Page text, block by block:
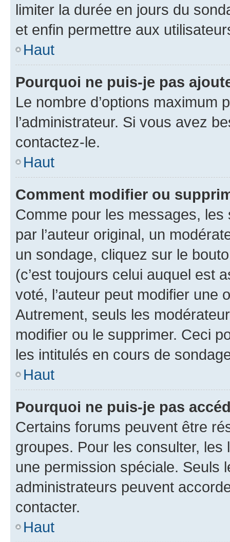
limiter la durée en jours du
et enfin permettre aux
Haut
Pourquoi ne puis-je pas
Le nombre d’options maximum
l’administrateur. Si vous avez
contactez-le.
Haut
Comment modifier ou
Comme pour les messages,
par l’auteur original, un
un sondage, cliquez sur le
(c’est toujours celui auquel est
voté, l’auteur peut modifier une
Autrement, seuls les
modifier ou le supprimer. Ceci
les intitulés en cours de
Haut
Pourquoi ne puis-je pas
Certains forums peuvent être
groupes. Pour les consulter,
une permission spéciale. Seuls
administrateurs peuvent
contacter.
Haut